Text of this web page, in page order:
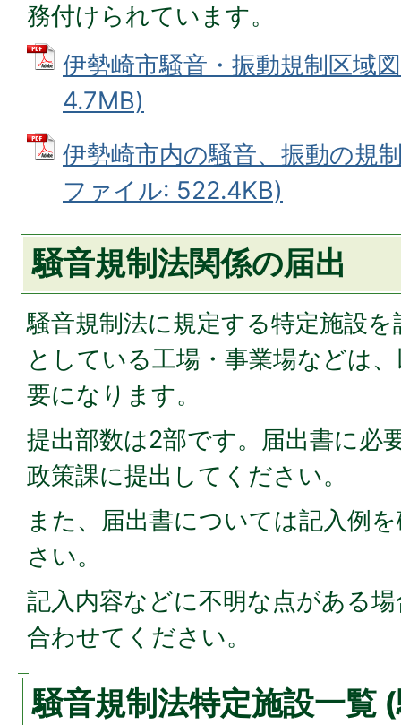
務付けられています。
伊勢崎市騒音・振動規制区域
4.7MB)
伊勢崎市内の騒音、振動の規
ファイル: 522.4KB)
騒音規制法関係の届出
騒音規制法に規定する特定施設
としている工場・事業場などは
要になります。
提出部数は2部です。届出書に必
政策課に提出してください。
また、届出書については記入例
さい。
記入内容などに不明な点がある
合わせてください。
騒音規制法特定施設一覧